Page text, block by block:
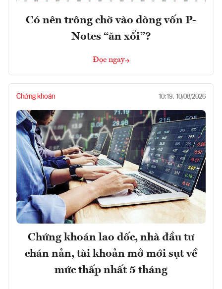
Có nên trông chờ vào dòng vốn P-
Notes “ăn xổi”?
Đọc ngay
Chứng khoán 10:19, 10/08/2026
Chứng khoán lao dốc, nhà đầu tư
chán nản, tài khoản mở mới sụt về
mức thấp nhất 5 tháng